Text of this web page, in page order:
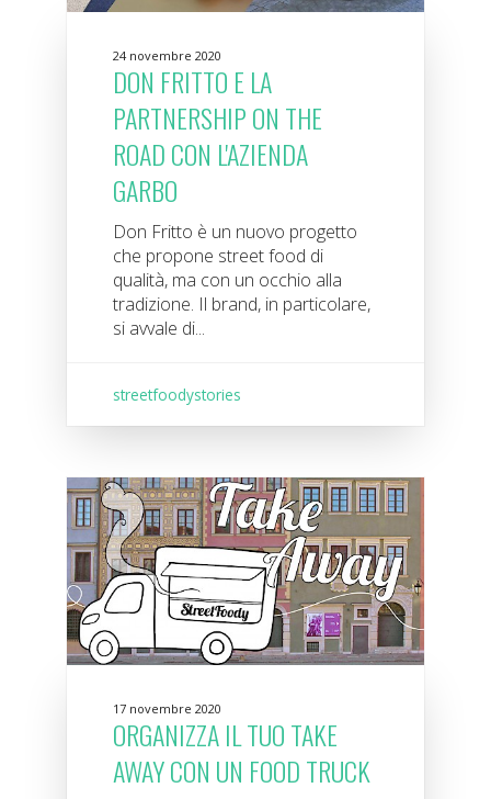
24 novembre 2020
DON FRITTO E LA
PARTNERSHIP ON THE
ROAD CON L'AZIENDA
GARBO
Don Fritto è un nuovo progetto
che propone street food di
qualità, ma con un occhio alla
tradizione. Il brand, in particolare,
si avvale di...
streetfoodystories
17 novembre 2020
ORGANIZZA IL TUO TAKE
AWAY CON UN FOOD TRUCK